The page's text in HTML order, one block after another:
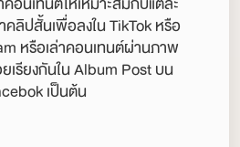
คลิปสั้นเพื่อลงใน TikTok หรือ
หรือเล่าคอนเทนต์ผ่านภาพ
รียงกันใน Album Post บน
เป็นต้น